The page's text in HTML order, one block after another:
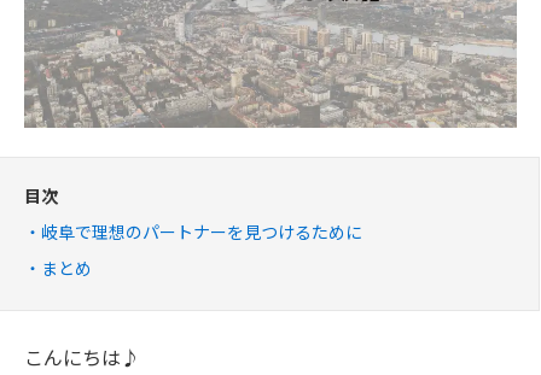
目次
岐阜で理想のパートナーを見つけるために
まとめ
こんにちは♪